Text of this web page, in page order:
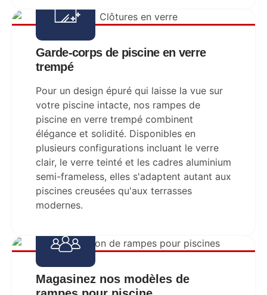
Garde-corps de piscine en verre
trempé
Pour un design épuré qui laisse la vue sur
votre piscine intacte, nos rampes de
piscine en verre trempé combinent
élégance et solidité. Disponibles en
plusieurs configurations incluant le verre
clair, le verre teinté et les cadres aluminium
semi-frameless, elles s'adaptent autant aux
piscines creusées qu'aux terrasses
modernes.
Magasinez nos modèles de